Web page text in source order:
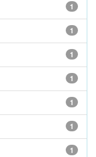
1
1
1
1
1
1
1